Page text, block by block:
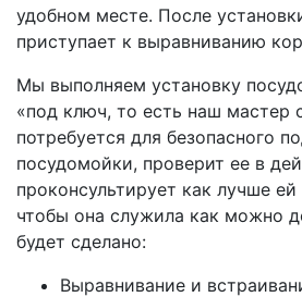
удобном месте. После
приступает к выравниванию
Мы выполняем установку
«под ключ, то есть наш мастер
потребуется для безопасного
посудомойки, проверит ее в
проконсультирует как лучше ей
чтобы она служила как можно
будет сделано:
Выравнивание и